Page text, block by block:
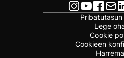
Lege
Cookie
Cookieen